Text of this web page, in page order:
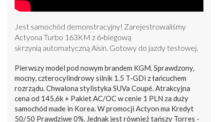
Jest samochód demonstracyjny! Zarejestrowaliśmy
Actyona Turbo 163KM z 6‑biegową
skrzynią automatyczną Aisin. Gotowy do jazdy testowej.
Pierwszy model pod nowym brandem KGM. Sprawdzony,
mocny, czterocylindrowy silnik 1.5 T‑GDi z łańcuchem
rozrządu. Chwalona stylistyka SUVa Coupé. Atrakcyjna
cena od 145,6k + Pakiet AC/OC w cenie 1 PLN za duży
samochód made in Korea. W promocji Actyon ma Kredyt
50/50 Prawdziwe 0%. Jednak jest również tańszy Torres -